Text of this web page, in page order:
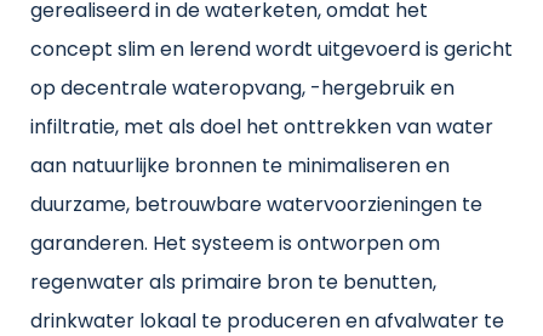
gerealiseerd in de waterketen, omdat het
concept slim en lerend wordt uitgevoerd is gericht
op decentrale wateropvang, -hergebruik en
infiltratie, met als doel het onttrekken van water
aan natuurlijke bronnen te minimaliseren en
duurzame, betrouwbare watervoorzieningen te
garanderen. Het systeem is ontworpen om
regenwater als primaire bron te benutten,
drinkwater lokaal te produceren en afvalwater te